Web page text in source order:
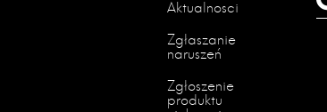
Aktualności
Zgłaszanie
naruszeń
Zgłoszenie
produktu